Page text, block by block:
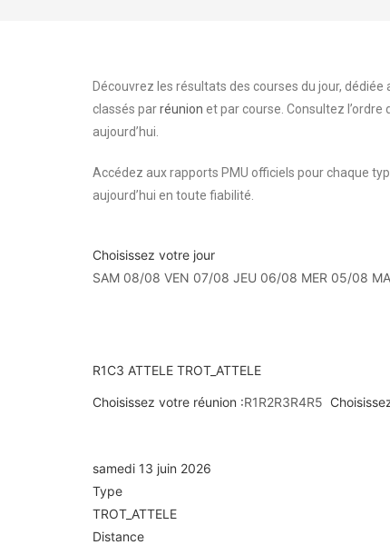
Découvrez les résultats des courses du jour,
classés parréunion et par course. Consultez l’ordre
aujourd’hui.
Accédez aux rapports PMU officiels pour chaque
aujourd’hui en toute fiabilité.
Choisissez votre jour
SAM 08/08 VEN 07/08 JEU 06/08 MER 05/08
R1C3 ATTELE TROT_ATTELE
Choisissez votre réunion :R1R2R3R4R5
samedi 13 juin 2026
Type
TROT_ATTELE
Distance